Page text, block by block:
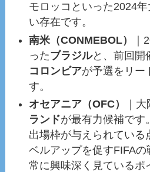
モロッコといった2024
い存在です。
南米（CONMEBOL）
｜
ったブラジルと、前回開
コロンビアが予選をリー
す。
オセアニア（OFC）
｜
ランドが最有力候補です
出場枠が与えられている
ベルアップを促すFIFA
常に興味深く見ているポ